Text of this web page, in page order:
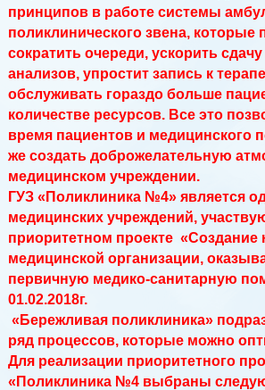
принципов в работе системы
поликлинического звена, которые
сократить очереди, ускорить
анализов, упростит запись к
обслуживать гораздо больше
количестве ресурсов. Все это
время пациентов и медицинского
же создать доброжелательную
медицинском учреждении.
ГУЗ «Поликлиника №4» является
медицинских учреждений,
приоритетном проекте «Создание
медицинской организации,
первичную медико-санитарную
01.02.2018г.
«Бережливая поликлиника»
ряд процессов, которые можно
Для реализации приоритетного
«Поликлиника №4 выбраны